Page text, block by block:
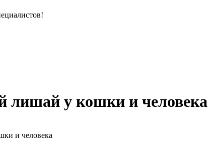
лишай у кошки и человека
и человека